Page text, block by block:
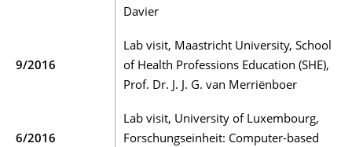
Davier
9/2016
Lab visit, Maastricht University, School
of Health Professions Education (SHE),
Prof. Dr. J. J. G. van Merriënboer
6/2016
Lab visit, University of Luxembourg,
Forschungseinheit: Computer-based